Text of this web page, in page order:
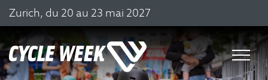
Zurich, du 20 au 23 mai 2027